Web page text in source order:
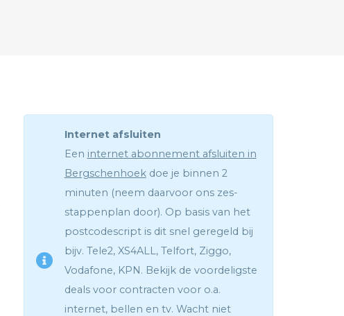
Internet afsluiten
Een internet abonnement afsluiten in
Bergschenhoekdoe je binnen 2
minuten (neem daarvoor ons zes-
stappenplan door). Op basis van het
postcodescript is dit snel geregeld bij
bijv. Tele2, XS4ALL, Telfort, Ziggo,
Vodafone, KPN. Bekijk de voordeligste
deals voor contracten voor o.a.
internet, bellen en tv. Wacht niet